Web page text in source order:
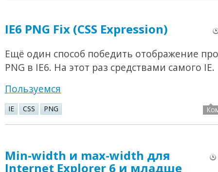
IE6 PNG Fix (CSS Expression)
Ещё один способ победить отображение
PNG в IE6. На этот раз средствами самого IE.
Пользуемся
IE CSS PNG
Min-width и max-width для
Internet Explorer 6 и младше